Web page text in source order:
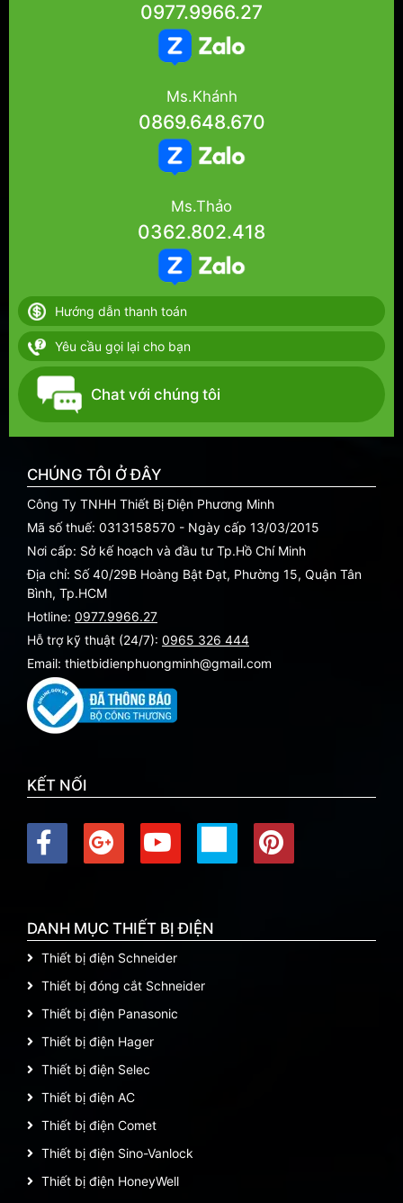
0977.9966.27
Ms.Khánh
0869.648.670
Ms.Thảo
0362.802.418
Hướng dẫn thanh toán
Yêu cầu gọi lại cho bạn
Chat với chúng tôi
CHÚNG TÔI Ở ĐÂY
Công Ty TNHH Thiết Bị Điện Phương Minh
Mã số thuế: 0313158570 - Ngày cấp 13/03/2015
Nơi cấp: Sở kế hoạch và đầu tư Tp.Hồ Chí Minh
Địa chỉ: Số 40/29B Hoàng Bật Đạt, Phường 15, Quận Tân
Bình, Tp.HCM
Hotline: 0977.9966.27
Hỗ trợ kỹ thuật (24/7): 0965 326 444
Email: thietbidienphuongminh@gmail.com
KẾT NỐI
DANH MỤC THIẾT BỊ ĐIỆN
Thiết bị điện Schneider
Thiết bị đóng cắt Schneider
Thiết bị điện Panasonic
Thiết bị điện Hager
Thiết bị điện Selec
Thiết bị điện AC
Thiết bị điện Comet
Thiết bị điện Sino-Vanlock
Thiết bị điện HoneyWell